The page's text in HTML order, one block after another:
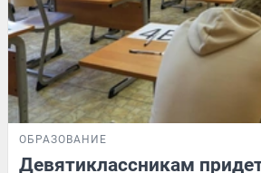
ОБРАЗОВАНИЕ
Девятиклассникам